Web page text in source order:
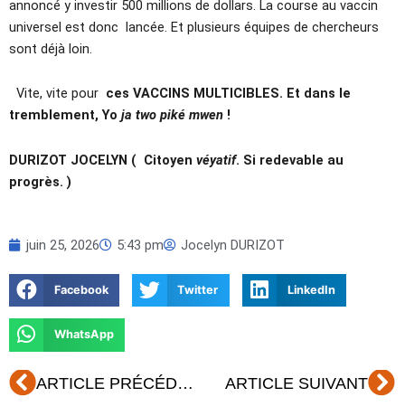
annoncé y investir 500 millions de dollars. La course au vaccin
universel est donc lancée. Et plusieurs équipes de chercheurs
sont déjà loin.
Vite, vite pour ces VACCINS MULTICIBLES. Et dans le
tremblement, Yo ja two piké mwen !
DURIZOT JOCELYN ( Citoyen véyatif. Si redevable au
progrès. )
juin 25, 2026 5:43 pm Jocelyn DURIZOT
Facebook Twitter LinkedIn
WhatsApp
Précédent ARTICLE PRÉCÉDENT ARTICLE SUIVANT